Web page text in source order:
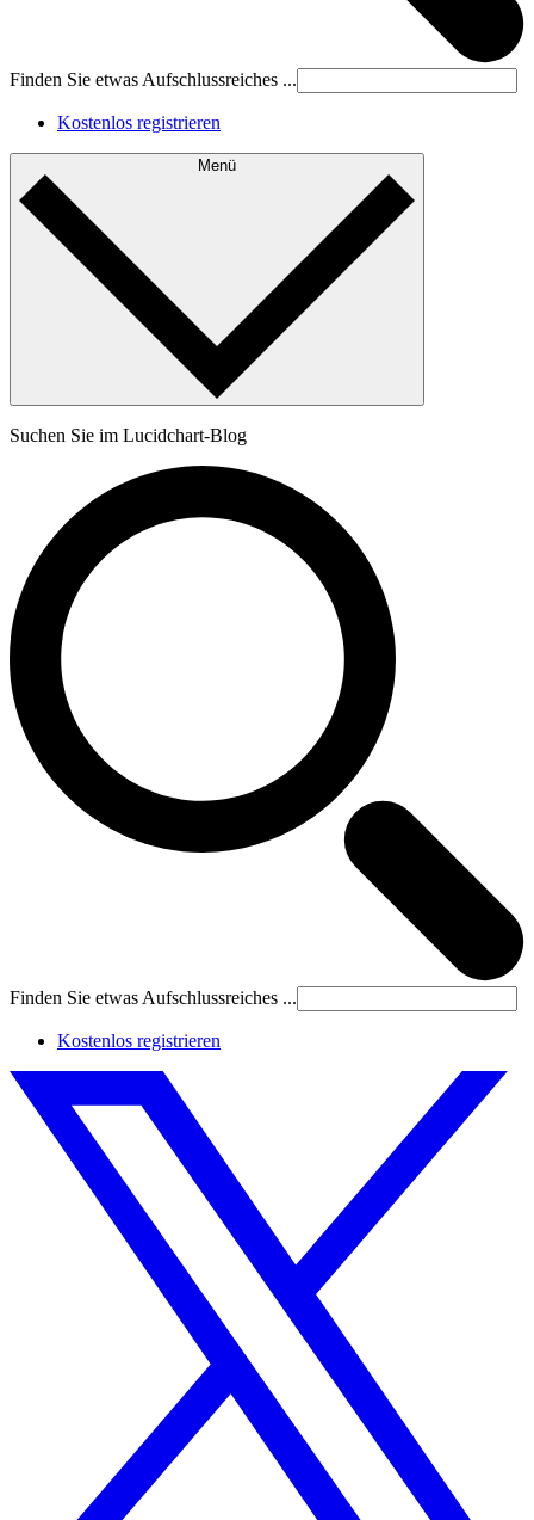
Finden Sie etwas Aufschlussreiches ...
Kostenlos registrieren
Menü
Suchen Sie im Lucidchart-Blog
Finden Sie etwas Aufschlussreiches ...
Kostenlos registrieren